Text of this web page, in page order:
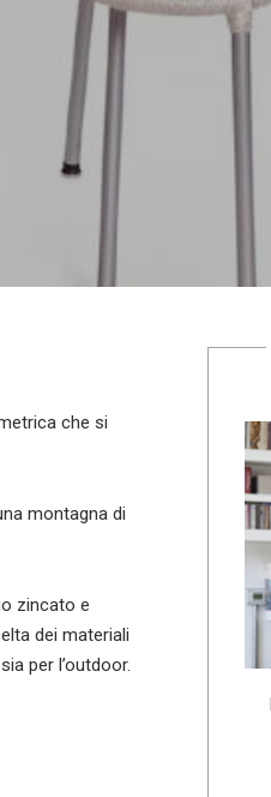
che si
montagna di
zincato e
dei materiali
per l’outdoor.